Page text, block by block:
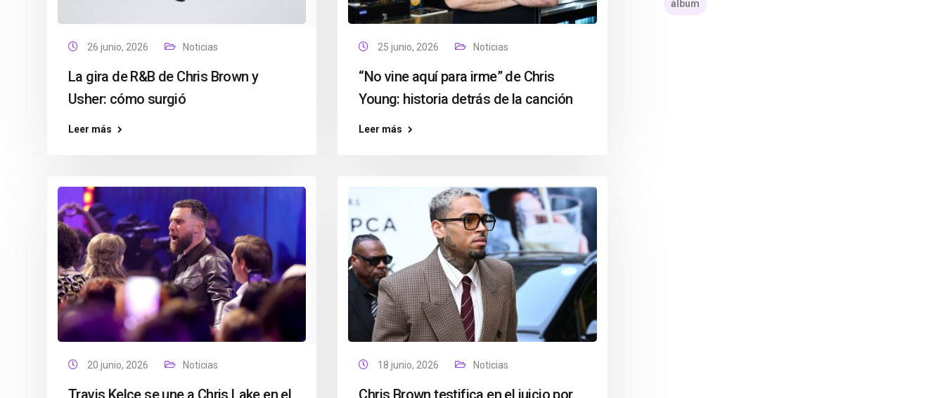
26 junio, 2026 Noticias
La gira de R&B de Chris Brown y
Usher: cómo surgió
Leer más
25 junio, 2026 Noticias
“No vine aquí para irme” de Chris
Young: historia detrás de la canción
Leer más
20 junio, 2026 Noticias
Travis Kelce se une a Chris Lake en el
18 junio, 2026 Noticias
Chris Brown testifica en el juicio por
álbum